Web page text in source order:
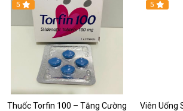
5
Thuốc Torfin 100 – Tăng Cường
5
Viên Uống